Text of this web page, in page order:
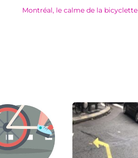
Montréal, le calme de la bicyclette